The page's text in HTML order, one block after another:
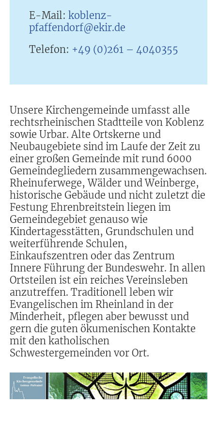
Unsere Kirchengemeinde umfasst alle
rechtsrheinischen Stadtteile von Koblenz
sowie Urbar. Alte Ortskerne und
Neubaugebiete sind im Laufe der Zeit zu
einer großen Gemeinde mit rund 6000
Gemeindegliedern zusammengewachsen.
Rheinuferwege, Wälder und Weinberge,
historische Gebäude und nicht zuletzt die
Festung Ehrenbreitstein liegen im
Gemeindegebiet genauso wie
Kindertagesstätten, Grundschulen und
weiterführende Schulen,
Einkaufszentren oder das Zentrum
Innere Führung der Bundeswehr. In allen
Ortsteilen ist ein reiches Vereinsleben
anzutreffen. Traditionell leben wir
Evangelischen im Rheinland in der
Minderheit, pflegen aber bewusst und
gern die guten ökumenischen Kontakte
mit den katholischen
Schwestergemeinden vor Ort.
E-Mail: koblenz-
pfaffendorf@ekir.de
Telefon: +49 (0)261 – 4040355